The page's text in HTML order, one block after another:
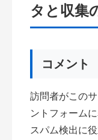
タと収集
コメント
訪問者がこの
ントフォーム
スパム検出に